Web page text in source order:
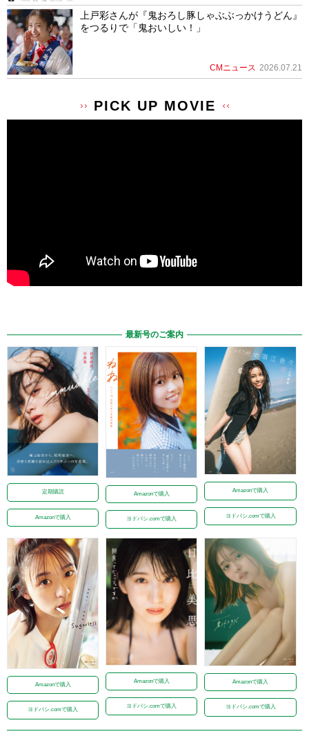
上戸彩さんが『鬼おろし豚しゃぶぶっかけうどん』
をつるりで「鬼おいしい！」
CMニュース 2026.07.21
PICK UP MOVIE
最新号のご案内
定期購読
Amazonで購入
Amazonで購入
ヨドバシ.comで購入
Amazonで購入
ヨドバシ.comで購入
Amazonで購入
ヨドバシ.comで購入
Amazonで購入
ヨドバシ.comで購入
Amazonで購入
ヨドバシ.comで購入